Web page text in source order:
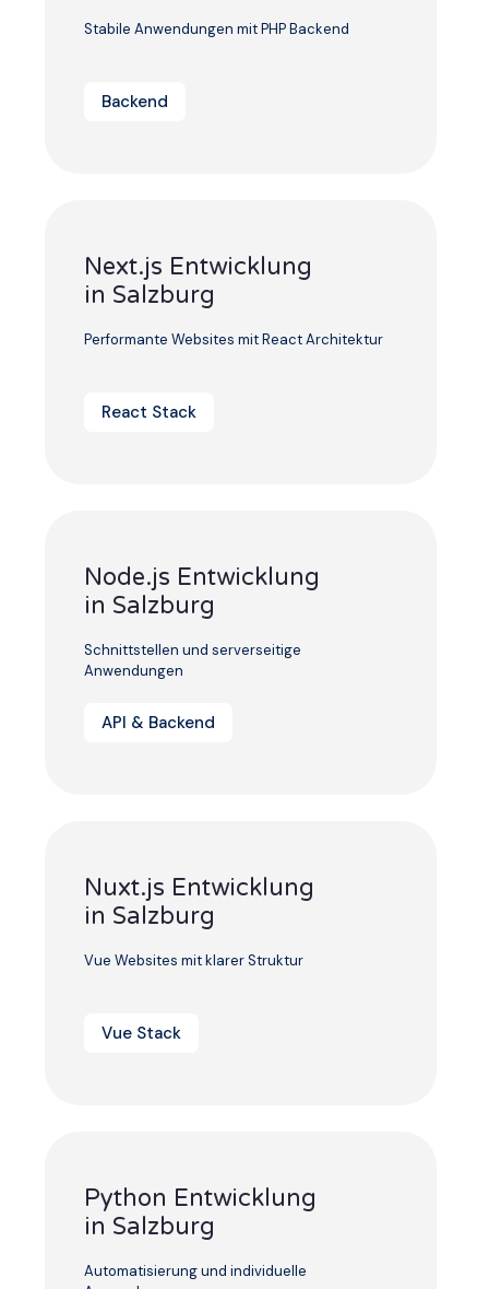
Stabile Anwendungen mit PHP Backend
Backend
Next.js Entwicklung
in Salzburg
Performante Websites mit React Architektur
React Stack
Node.js Entwicklung
in Salzburg
Schnittstellen und serverseitige
Anwendungen
API & Backend
Nuxt.js Entwicklung
in Salzburg
Vue Websites mit klarer Struktur
Vue Stack
Python Entwicklung
in Salzburg
Automatisierung und individuelle